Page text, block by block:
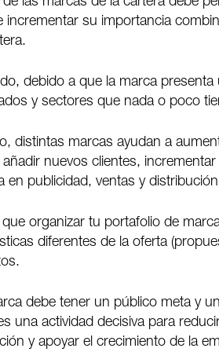
incrementar su importancia
debido a que la marca
y sectores que nada o poco
distintas marcas ayudan a
añadir nuevos clientes,
en publicidad, ventas y
que organizar tu portafolio de
diferentes de la oferta
debe tener un público meta y
una actividad decisiva para
y apoyar el crecimiento de la